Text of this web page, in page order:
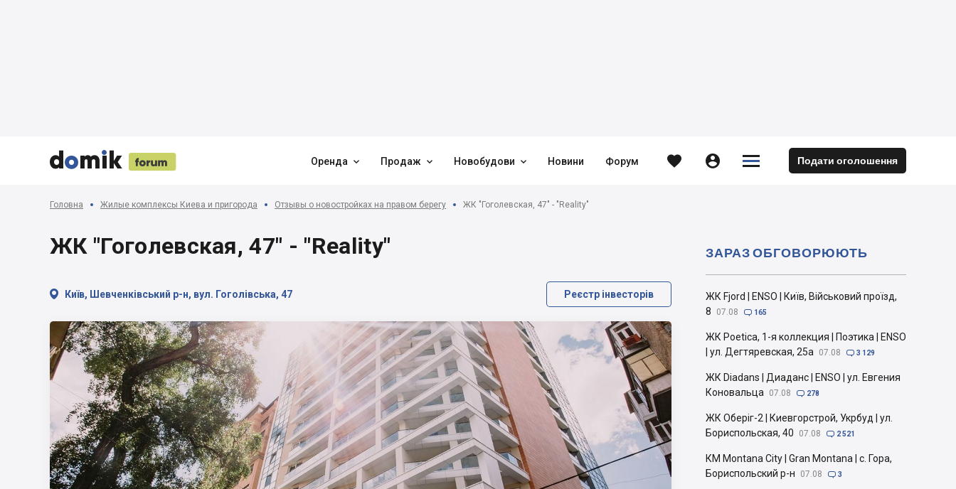


 
 Оренда  Продаж  Новобудови  Новини Форум   

 Подати оголошення
Головна Жилые комплексы Киева и пригорода Отзывы о новостройках на правом берегу ЖК "Гоголевская, 47" - "Reality"
ЖК "Гоголевская, 47" - "Reality"
 Київ, Шевченківський р-н, вул. Гоголівська, 47 Реєстр інвесторів
ЖК Fjord | ENSO | Київ, Військовий проїзд,
8
07.08  165
ЖК Poetica, 1-я коллекция | Поэтика | ENSO
| ул. Дегтяревская, 25а
07.08  3 129
ЖК Diadans | Диаданс | ENSO | ул. Евгения
Коновальца
07.08  278
ЖК Оберіг-2 | Киевгорстрой, Укрбуд | ул.
Бориспольская, 40
07.08  2 521
КМ Montana City | Gran Montana | с. Гора,
Бориспольский р-н
07.08  3
ЗАРАЗ ОБГОВОРЮЮТЬ